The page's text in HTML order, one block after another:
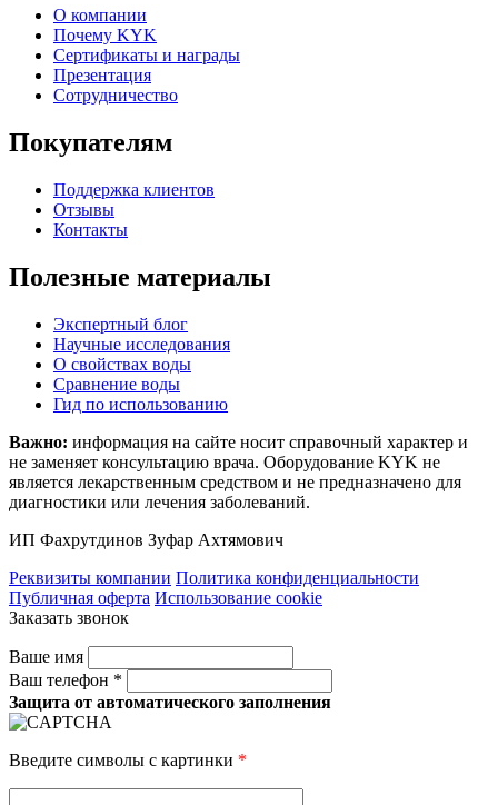
О компании
Почему KYK
Сертификаты и награды
Презентация
Сотрудничество
Покупателям
Поддержка клиентов
Отзывы
Контакты
Полезные материалы
Экспертный блог
Научные исследования
О свойствах воды
Сравнение воды
Гид по использованию
Важно: информация на сайте носит справочный характер и
не заменяет консультацию врача. Оборудование KYK не
является лекарственным средством и не предназначено для
диагностики или лечения заболеваний.
ИП Фахрутдинов Зуфар Ахтямович
Реквизиты компании Политика конфиденциальности
Публичная оферта Использование cookie
Заказать звонок
Ваше имя
Ваш телефон *
Защита от автоматического заполнения
Введите символы с картинки *